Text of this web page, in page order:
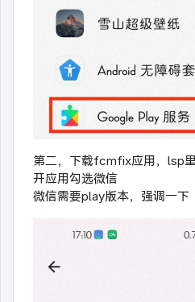
第二，下载fcmfix应用，lsp
开应用勾选微信
微信需要play版本，强调一下